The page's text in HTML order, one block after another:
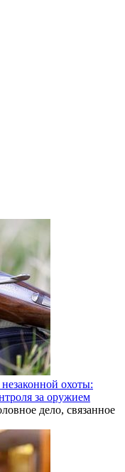
охоты:
за оружием
дело, связанное